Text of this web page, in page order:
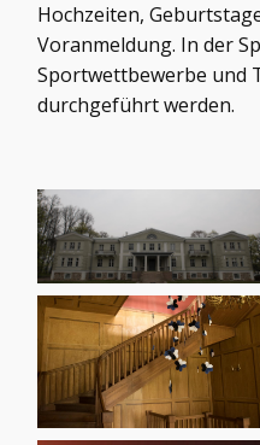
Hochzeiten,
Voranmeldung. In der
Sportwettbewerbe und
durchgeführt werden.